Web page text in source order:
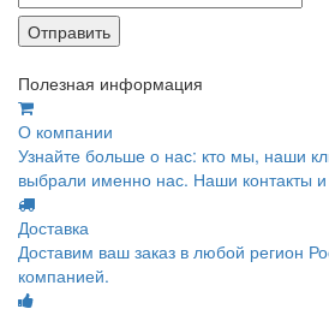
Полезная информация
О компании
Узнайте больше о нас: кто мы, наши
выбрали именно нас. Наши контакты и
Доставка
Доставим ваш заказ в любой регион
компанией.